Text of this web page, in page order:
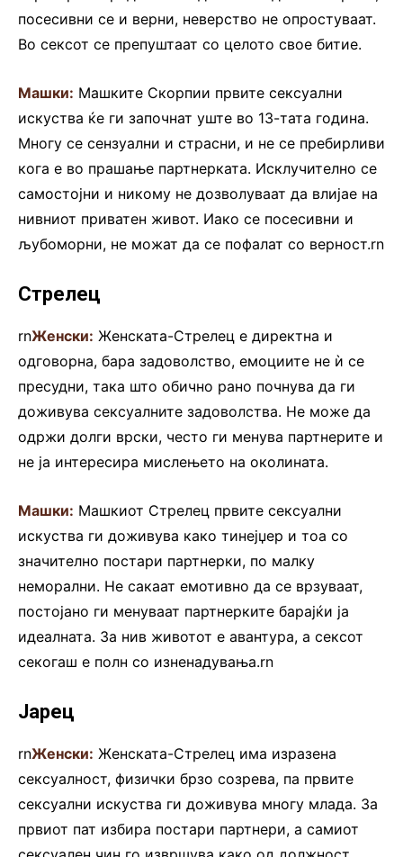
посесивни се и верни, неверство не опростуваат.
Во сексот се препуштаат со целото свое битие.
Машки: Машките Скорпии првите сексуални
искуства ќе ги започнат уште во 13-тата година.
Многу се сензуални и страсни, и не се пребирливи
кога е во прашање партнерката. Исклучително се
самостојни и никому не дозволуваат да влијае на
нивниот приватен живот. Иако се посесивни и
љубоморни, не можат да се пофалат со верност.rn
Стрелец
rnЖенски: Женската-Стрелец е директна и
одговорна, бара задоволство, емоциите не ѝ се
пресудни, така што обично рано почнува да ги
доживува сексуалните задоволства. Не може да
одржи долги врски, често ги менува партнерите и
не ја интересира мислењето на околината.
Машки: Машкиот Стрелец првите сексуални
искуства ги доживува како тинејџер и тоа со
значително постари партнерки, по малку
неморални. Не сакаат емотивно да се врзуваат,
постојано ги менуваат партнерките барајќи ја
идеалната. За нив животот е авантура, а сексот
секогаш е полн со изненадувања.rn
Јарец
rnЖенски: Женската-Стрелец има изразена
сексуалност, физички брзо созрева, па првите
сексуални искуства ги доживува многу млада. За
првиот пат избира постари партнери, а самиот